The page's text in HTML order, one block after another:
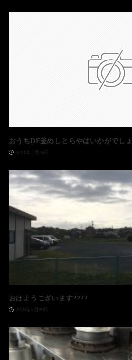
おうちDE釜めしとらやはいかがでし
2021年1月16日
おはようございます????
2019年5月20日